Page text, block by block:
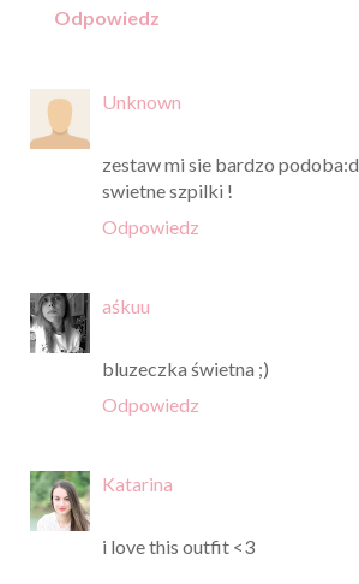
Odpowiedz
Unknown
zestaw mi sie bardzo podoba:d
swietne szpilki !
Odpowiedz
aśkuu
bluzeczka świetna ;)
Odpowiedz
Katarina
i love this outfit <3